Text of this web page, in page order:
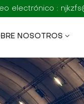
electrónico :
NOSOTROS